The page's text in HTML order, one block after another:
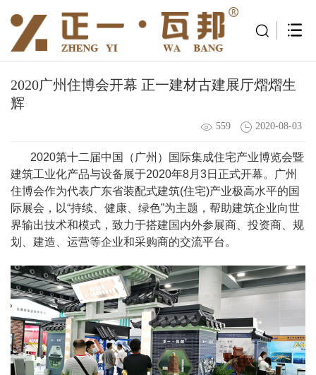
2020广州住博会开幕 正一建材古建展厅熠熠生
辉
559 2020-08-03
2020第十二届中国（广州）国际集成住宅产业博览会暨
建筑工业化产品与设备展于2020年8月3日正式开幕。广州
住博会作为代表广东省装配式建筑(住宅)产业极高水平的国
际展会，以“持续、健康、绿色”为主题，帮助建筑企业向世
界输出技术和模式，致力于搭建国内外参展商、投资商、规
划、建造、运营等企业和采购商的交流平台。